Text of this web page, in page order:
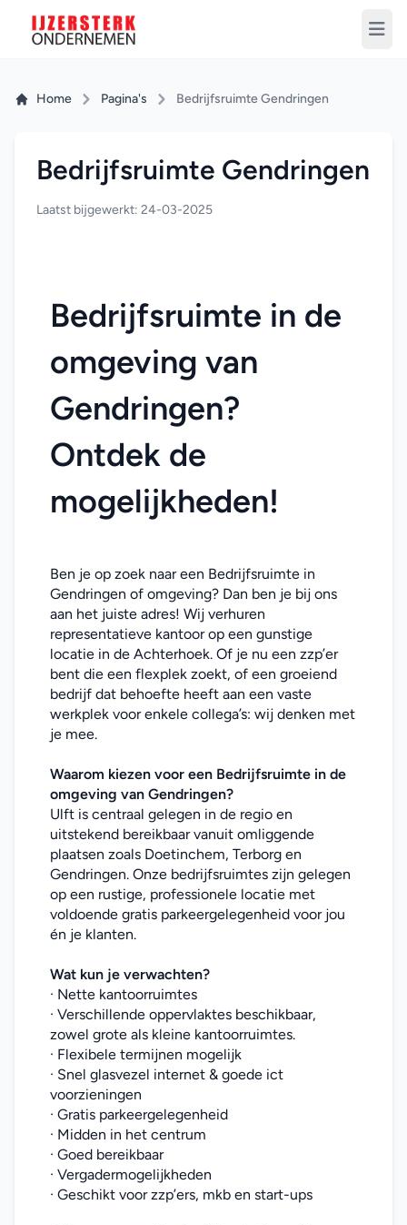
Home Pagina's Bedrijfsruimte Gendringen
Bedrijfsruimte Gendringen
Laatst bijgewerkt: 24-03-2025
Bedrijfsruimte in de
omgeving van
Gendringen?
Ontdek de
mogelijkheden!
Ben je op zoek naar een Bedrijfsruimte in
Gendringen of omgeving? Dan ben je bij ons
aan het juiste adres! Wij verhuren
representatieve kantoor op een gunstige
locatie in de Achterhoek. Of je nu een zzp’er
bent die een flexplek zoekt, of een groeiend
bedrijf dat behoefte heeft aan een vaste
werkplek voor enkele collega’s: wij denken met
je mee.
Waarom kiezen voor een Bedrijfsruimte in de
omgeving van Gendringen?
Ulft is centraal gelegen in de regio en
uitstekend bereikbaar vanuit omliggende
plaatsen zoals Doetinchem, Terborg en
Gendringen. Onze bedrijfsruimtes zijn gelegen
op een rustige, professionele locatie met
voldoende gratis parkeergelegenheid voor jou
én je klanten.
Wat kun je verwachten?
· Nette kantoorruimtes
· Verschillende oppervlaktes beschikbaar,
zowel grote als kleine kantoorruimtes.
· Flexibele termijnen mogelijk
· Snel glasvezel internet & goede ict
voorzieningen
· Gratis parkeergelegenheid
· Midden in het centrum
· Goed bereikbaar
· Vergadermogelijkheden
· Geschikt voor zzp’ers, mkb en start-ups